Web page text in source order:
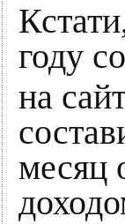
году
на
месяц